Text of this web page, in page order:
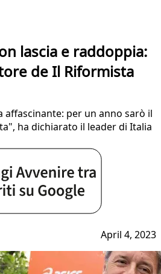
lascia e raddoppia:
de Il Riformista
affascinante: per un anno sarò il
ha dichiarato il leader di Italia
April 4, 2023